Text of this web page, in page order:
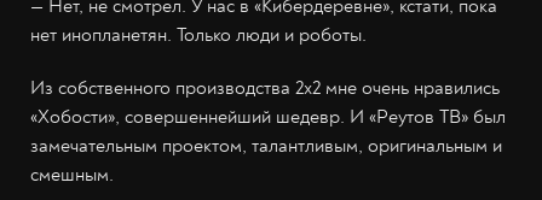
— Нет, не смотрел. У нас в «Кибердеревне», кстати, пока
нет инопланетян. Только люди и роботы.
Из собственного производства 2х2 мне очень нравились
«Хобости», совершеннейший шедевр. И «Реутов ТВ» был
замечательным проектом, талантливым, оригинальным и
смешным.